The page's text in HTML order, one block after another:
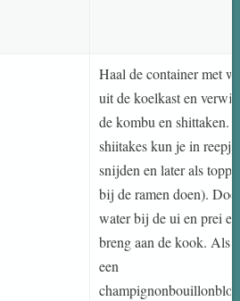
Haal de container met
uit de koelkast en
de kombu en shittaken.
shiitakes kun je in
snijden en later als
bij de ramen doen). Doe
water bij de ui en prei en
breng aan de kook. Als
een